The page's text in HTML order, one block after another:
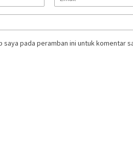
saya pada peramban ini untuk komentar